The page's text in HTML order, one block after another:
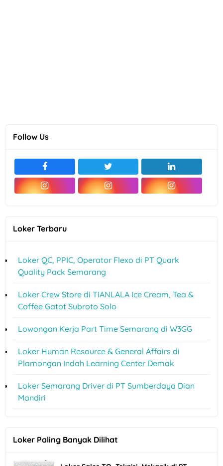
Follow Us
Loker Terbaru
Loker QC, PPIC, Operator Flexo di PT Quark
Quality Pack Semarang
Loker Crew Store di TIANLALA Ice Cream, Tea &
Coffee Gatot Subroto Solo
Lowongan Kerja Part Time Semarang di W3GG
Loker Human Resource & General Affairs di
Plamongan Indah Learning Center Demak
Loker Semarang Driver di PT Sumberdaya Dian
Mandiri
Loker Paling Banyak Dilihat